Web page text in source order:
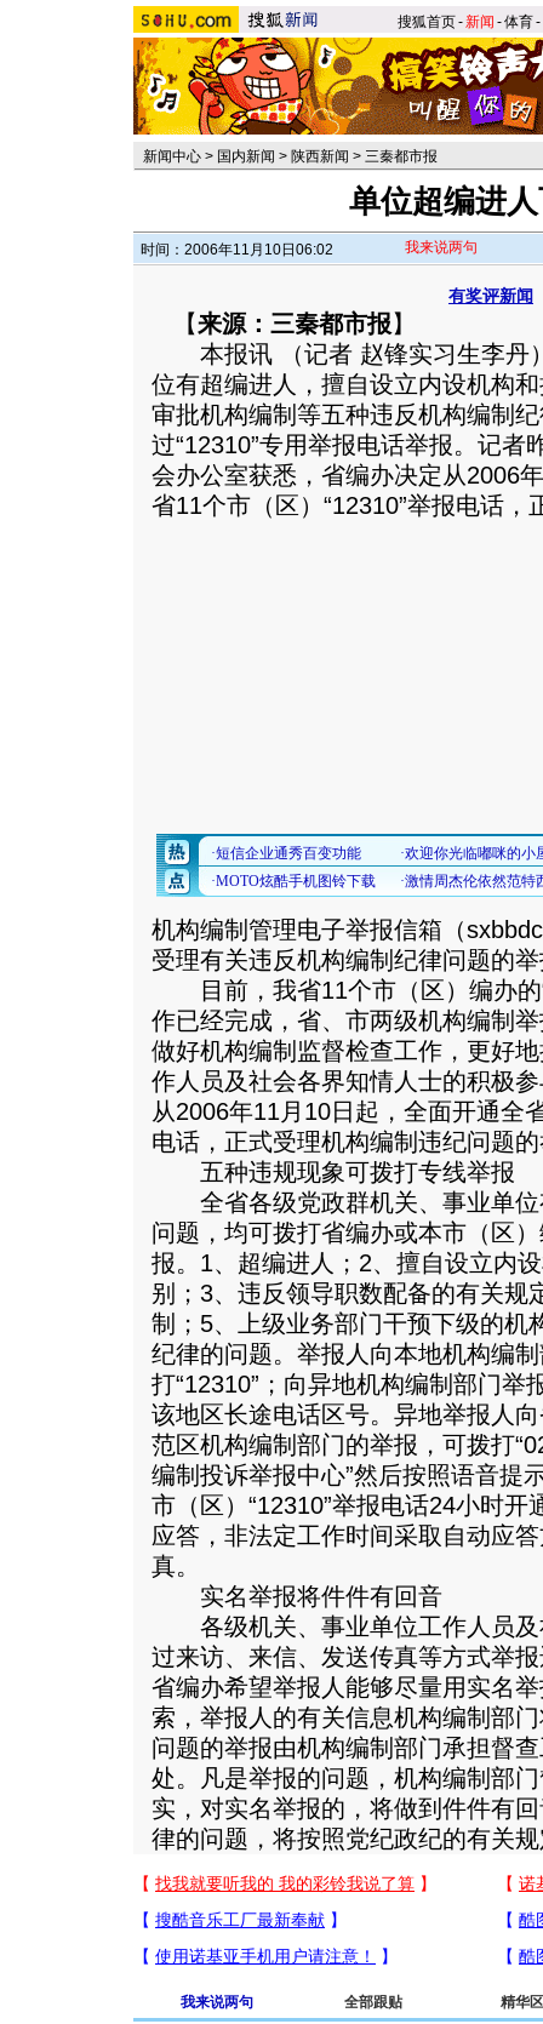
搜狐首页-新闻 -体育-
新闻中心 > 国内新闻 > 陕西新闻 > 三秦都市报
单位超编进
时间：2006年11月10日06:02 我来说两句
有奖评新闻
【来源：三秦都市报】
本报讯 （记者 赵锋实习生李丹
位有超编进人，擅自设立内设机构
审批机构编制等五种违反机构编制
过“12310”专用举报电话举报。记者
会办公室获悉，省编办决定从2006
省11个市（区）“12310”举报电话
机构编制管理电子举报信箱（
受理有关违反机构编制纪律问题的
目前，我省11个市（区）编办的
作已经完成，省、市两级机构编制
做好机构编制监督检查工作，更好
作人员及社会各界知情人士的积极
从2006年11月10日起，全面开通全
电话，正式受理机构编制违纪问题
五种违规现象可拨打专线举报
全省各级党政群机关、事业单位
问题，均可拨打省编办或本市（区
报。1、超编进人；2、擅自设立内
别；3、违反领导职数配备的有关规
制；5、上级业务部门干预下级的机
纪律的问题。举报人向本地机构编
打“12310”；向异地机构编制部门举
该地区长途电话区号。异地举报人
范区机构编制部门的举报，可拨打
编制投诉举报中心”然后按照语音提
市（区）“12310”举报电话24小时
应答，非法定工作时间采取自动应
真。
实名举报将件件有回音
各级机关、事业单位工作人员及
过来访、来信、发送传真等方式举
省编办希望举报人能够尽量用实名
索，举报人的有关信息机构编制部
问题的举报由机构编制部门承担督
处。凡是举报的问题，机构编制部
实，对实名举报的，将做到件件有
律的问题，将按照党纪政纪的有关
我来说两句 全部跟贴 精华区